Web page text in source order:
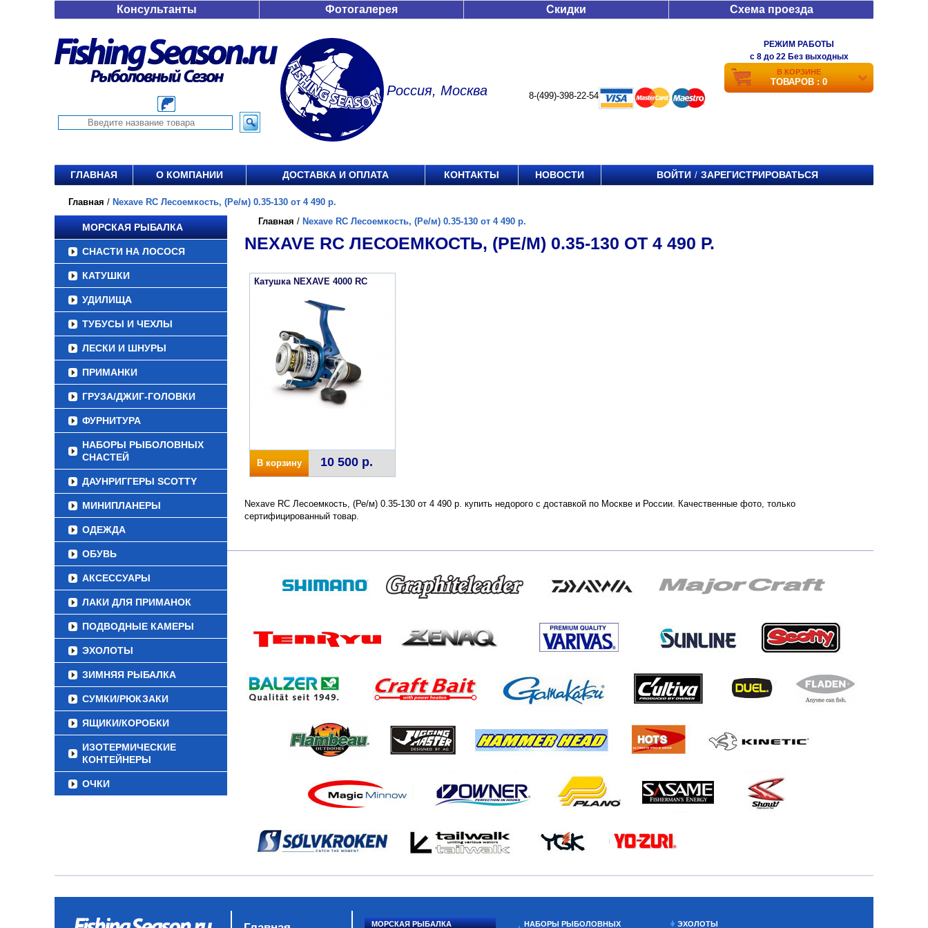
Консультанты Фотогалерея Скидки Схема проезда
Россия, Москва 8-(499)-398-22-54
РЕЖИМ РАБОТЫ
c 8 до 22 Без выходных
В КОРЗИНЕ
ТОВАРОВ : 0
ГЛАВНАЯ О КОМПАНИИ ДОСТАВКА И ОПЛАТА КОНТАКТЫ НОВОСТИ ВОЙТИ / ЗАРЕГИСТРИРОВАТЬСЯ
Главная / Nexave RC Лесоемкость, (Ре/м) 0.35-130 от 4 490 р.
МОРСКАЯ РЫБАЛКА
СНАСТИ НА ЛОСОСЯ
КАТУШКИ
УДИЛИЩА
ТУБУСЫ И ЧЕХЛЫ
ЛЕСКИ И ШНУРЫ
ПРИМАНКИ
ГРУЗА/ДЖИГ-ГОЛОВКИ
ФУРНИТУРА
НАБОРЫ РЫБОЛОВНЫХ
СНАСТЕЙ
ДАУНРИГГЕРЫ SCOTTY
МИНИПЛАНЕРЫ
ОДЕЖДА
ОБУВЬ
АКСЕССУАРЫ
ЛАКИ ДЛЯ ПРИМАНОК
ПОДВОДНЫЕ КАМЕРЫ
ЭХОЛОТЫ
ЗИМНЯЯ РЫБАЛКА
СУМКИ/РЮКЗАКИ
ЯЩИКИ/КОРОБКИ
ИЗОТЕРМИЧЕСКИЕ
КОНТЕЙНЕРЫ
ОЧКИ
Главная / Nexave RC Лесоемкость, (Ре/м) 0.35-130 от 4 490 р.
NEXAVE RC ЛЕСОЕМКОСТЬ, (РЕ/М) 0.35-130 ОТ 4 490 Р.
Катушка NEXAVE 4000 RC
В корзину 10 500 р.
Nexave RC Лесоемкость, (Ре/м) 0.35-130 от 4 490 р. купить недорого с доставкой по Москве и России. Качественные фото, только
сертифицированный товар.
МОРСКАЯ РЫБАЛКА НАБОРЫ РЫБОЛОВНЫХ ЭХОЛОТЫ